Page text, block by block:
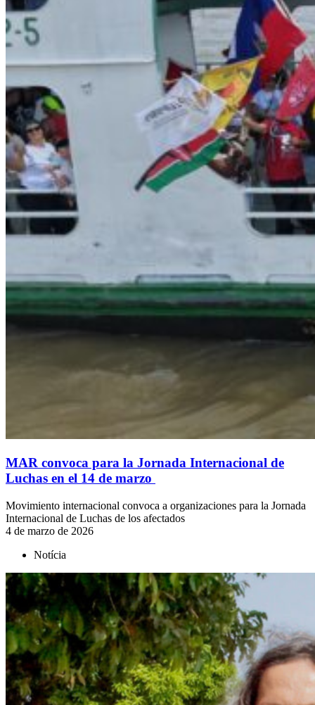
MAR convoca para la Jornada Internacional de
Luchas en el 14 de marzo
Movimiento internacional convoca a organizaciones para la Jornada
Internacional de Luchas de los afectados
4 de marzo de 2026
Notícia